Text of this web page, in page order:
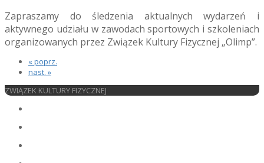
Zapraszamy do śledzenia aktualnych wydarzeń i
aktywnego udziału w zawodach sportowych i szkoleniach
organizowanych przez Związek Kultury Fizycznej „Olimp”.
« poprz.
nast. »
ZWIĄZEK KULTURY FIZYCZNEJ